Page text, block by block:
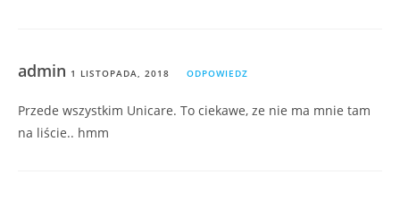
admin 1 LISTOPADA, 2018 ODPOWIEDZ
Przede wszystkim Unicare. To ciekawe, ze nie ma mnie tam
na liście.. hmm